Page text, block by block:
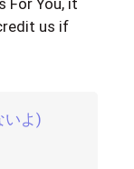
us if
いよ)